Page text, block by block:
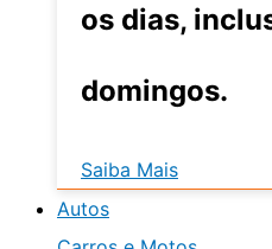
os dias,
domingos.
Saiba Mais
Autos